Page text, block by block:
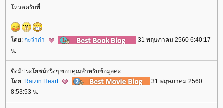
หวตครับพี่
ดย: กะว่าก๋า
31 พฤษภาคม 2560 6:40:17
น.
ขิงมีประโยชน์จริงๆ ขอบคุณสำหรับข้อมูลค่ะ
ดย: Raizin Heart
31 พฤษภาคม 2560
8:53:53 น.